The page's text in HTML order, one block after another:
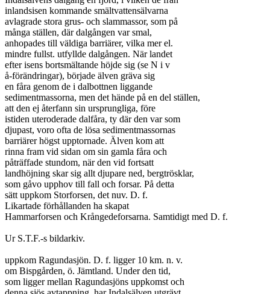
inlandsisen kommande smältvattensälvarna
avlagrade stora grus- och slammassor, som på
många ställen, där dalgången var smal,
anhopades till väldiga barriärer, vilka mer el.
mindre fullst. utfyllde dalgången. När landet
efter isens bortsmältande höjde sig (se N i v
å-förändringar), började älven gräva sig
en fåra genom de i dalbottnen liggande
sedimentmassorna, men det hände på en del ställen,
att den ej återfann sin ursprungliga, före
istiden uteroderade dalfåra, ty där den var som
djupast, voro ofta de lösa sedimentmassornas
barriärer högst upptornade. Älven kom att
rinna fram vid sidan om sin gamla fåra och
påträffade stundom, när den vid fortsatt
landhöjning skar sig allt djupare ned, bergtrösklar,
som gåvo upphov till fall och forsar. På detta
sätt uppkom Storforsen, det nuv. D. f.
Likartade förhållanden ha skapat
Hammarforsen och Krångedeforsarna. Samtidigt med D. f.
Ur S.T.F.-s bildarkiv.
uppkom Ragundasjön. D. f. ligger 10 km. n. v.
om Bispgården, ö. Jämtland. Under den tid,
som ligger mellan Ragundasjöns uppkomst och